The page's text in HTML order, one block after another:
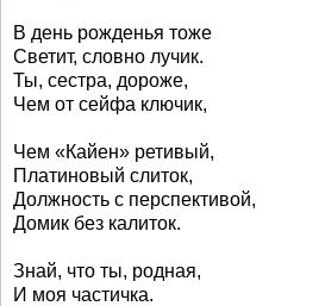
В день рожденья тоже
Светит, словно лучик.
Ты, сестра, дороже,
Чем от сейфа ключик,
Чем «Кайен» ретивый,
Платиновый слиток,
Должность с перспективой,
Домик без калиток.
Знай, что ты, родная,
И моя частичка.